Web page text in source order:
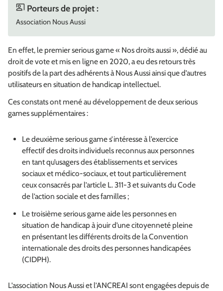
Porteurs de projet :
Association Nous Aussi
En effet, le premierserious game« Nos droits aussi », dédié au
droit de vote et mis en ligne en 2020, a eu des retours très
positifs de la part des adhérents à Nous Aussi ainsi que d’autres
utilisateurs en situation de handicap intellectuel.
Ces constats ont mené au développement de deuxserious
gamessupplémentaires :
Le deuxièmeserious games’intéresse à l’exercice
effectif des droits individuels reconnus aux personnes
en tant qu’usagers des établissements et services
sociaux et médico-sociaux, et tout particulièrement
ceux consacrés par l’article L. 311-3 et suivants du Code
de l’action sociale et des familles ;
Le troisième serious gameaide les personnes en
situation de handicap à jouir d’une citoyenneté pleine
en présentant les différents droits de la Convention
internationale des droits des personnes handicapées
(CIDPH).
L’association Nous Aussi et l’ANCREAI sont engagées depuis de